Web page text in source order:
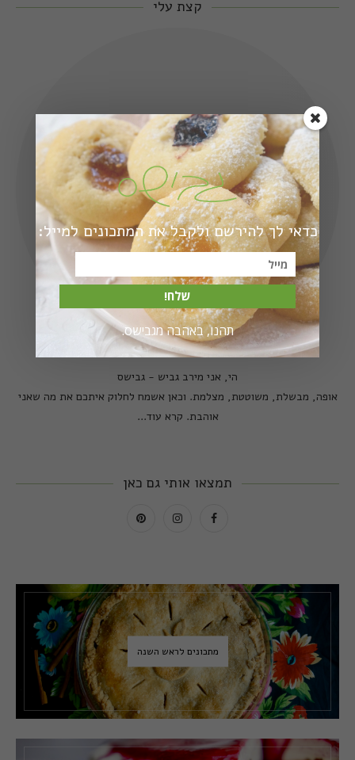
קצת עלי
הי, אני מירב גביש - גבישס
אופה, מבשלת, משוטטת, מצלמת. וכאן אשמח לחלוק איתכם את מה שאני
אוהבת. קרא עוד...
תמצאו אותי גם כאן
מתכונים לראש השנה
כדאי לך להירשם ולקבל את המתכונים למייל:
שלח!
תהנו, באהבה מגבישס.